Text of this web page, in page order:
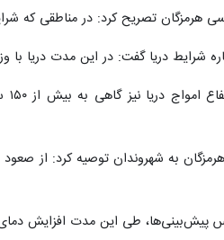
هرمزگان تصریح کرد: در مناطقی
شرایط دریا گفت: در این مدت دریا با وزش
به شهروندان توصیه کرد: از صعود
پیش‌بینی‌ها، طی این مدت افزایش